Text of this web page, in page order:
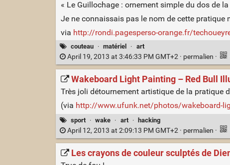
« Le Guillochage : ornement simple du dos de
Je ne connaissais pas le nom de cette
via http://rondi.pagesperso-orange.fr/
couteau · matériel · art
April 19, 2013 at 3:46:33 PM GMT+2 · permalien ·
Wakeboard Light Painting – Red Bull
Très joli détournement artistique de la pratique
(via http://www.ufunk.net/photos/wakeboard-
sport · wake · art · hacking
April 12, 2013 at 2:09:13 PM GMT+2 · permalien ·
Les crayons de couleur sculptés de